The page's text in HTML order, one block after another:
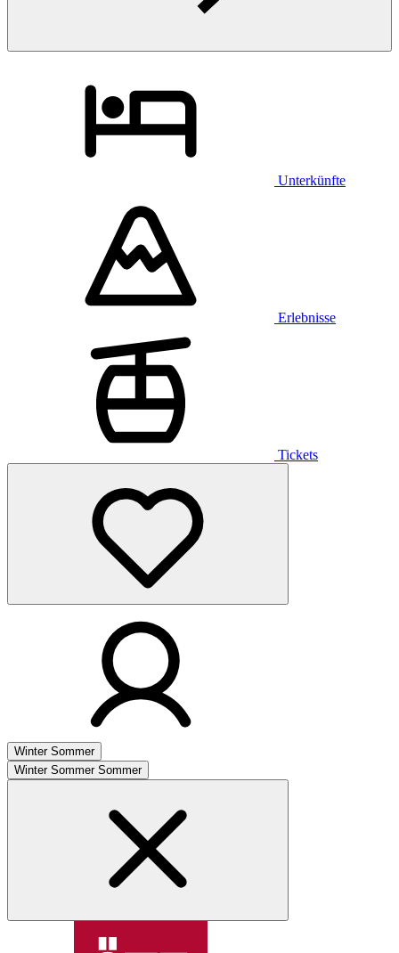
Unterkünfte
Erlebnisse
Tickets
Winter Sommer
Winter Sommer Sommer